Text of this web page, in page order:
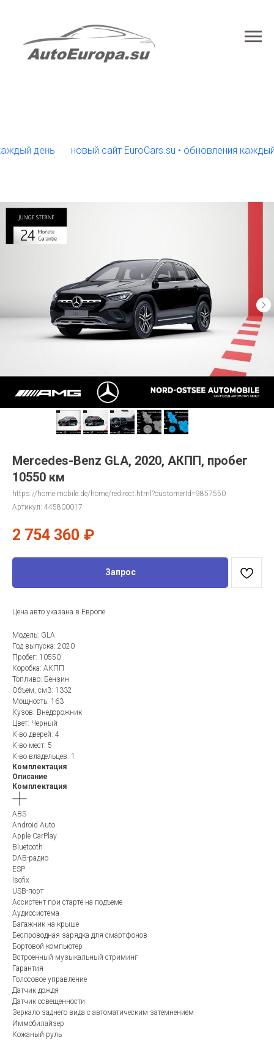
день новый сайт EuroCars.su • обновления каждый день
Mercedes-Benz GLA, 2020, АКПП, пробег
10550 км
https://home.mobile.de/home/redirect.html?customerId=9857550
Артикул: 445800017
2 754 360 ₽
Запрос
Цена авто указана в Европе
Модель: GLA
Год выпуска: 2020
Пробег: 10550
Коробка: АКПП
Топливо: Бензин
Объем, см3: 1332
Мощность: 163
Кузов: Внедорожник
Цвет: Черный
К-во дверей: 4
К-во мест: 5
К-во владельцев: 1
Комплектация
Описание
Комплектация
ABS
Android Auto
Apple CarPlay
Bluetooth
DAB-радио
ESP
Isofix
USB-порт
Ассистент при старте на подъеме
Аудиосистема
Багажник на крыше
Беспроводная зарядка для смартфонов
Бортовой компьютер
Встроенный музыкальный стриминг
Гарантия
Голосовое управление
Датчик дождя
Датчик освещенности
Зеркало заднего вида с автоматическим затемнением
Иммобилайзер
Кожаный руль